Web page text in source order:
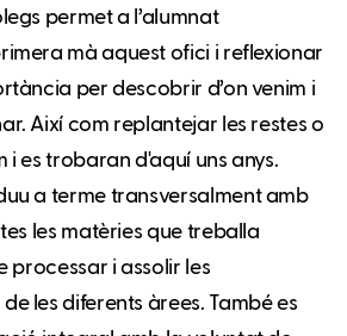
permet a l’alumnat
mà aquest ofici i reflexionar
per descobrir d’on venim i
Així com replantejar les restes o
i es trobaran d'aquí uns anys.
a terme transversalment amb
les matèries que treballa
processar i assolir les
les diferents àrees. També es